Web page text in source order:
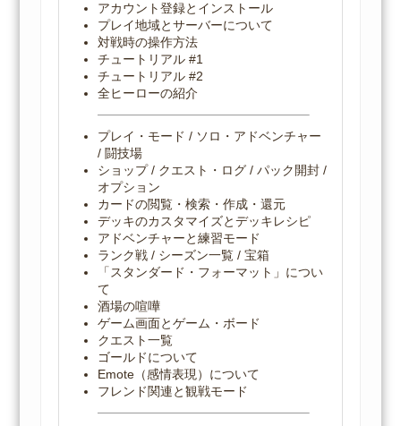
アカウント登録とインストール
プレイ地域とサーバーについて
対戦時の操作方法
チュートリアル #1
チュートリアル #2
全ヒーローの紹介
プレイ・モード / ソロ・アドベンチャー
/ 闘技場
ショップ / クエスト・ログ / パック開封 /
オプション
カードの閲覧・検索・作成・還元
デッキのカスタマイズとデッキレシピ
アドベンチャーと練習モード
ランク戦 / シーズン一覧 / 宝箱
「スタンダード・フォーマット」につい
て
酒場の喧嘩
ゲーム画面とゲーム・ボード
クエスト一覧
ゴールドについて
Emote（感情表現）について
フレンド関連と観戦モード